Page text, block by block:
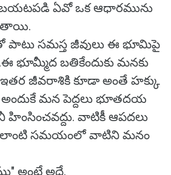
బయటపడి ఏవో ఒక ఆధారమును
సమస్త జీవులు ఈ భూమిపై
భూమ్మీద బతికేందుకు మనకు
ఇతర జీవరాశికి కూడా అంతే హక్కు
మన పెద్దలు భూతదయ
హింసించవద్దు. వాటికీ ఆపదలు
సమయంలో వాటిని మనం
అంటే అదే.